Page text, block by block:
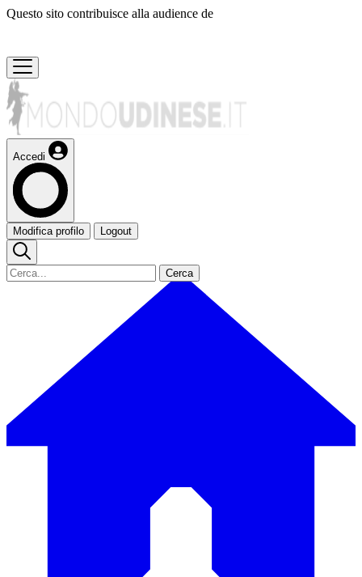
Questo sito contribuisce alla audience de
Accedi
Modifica profilo Logout
Cerca